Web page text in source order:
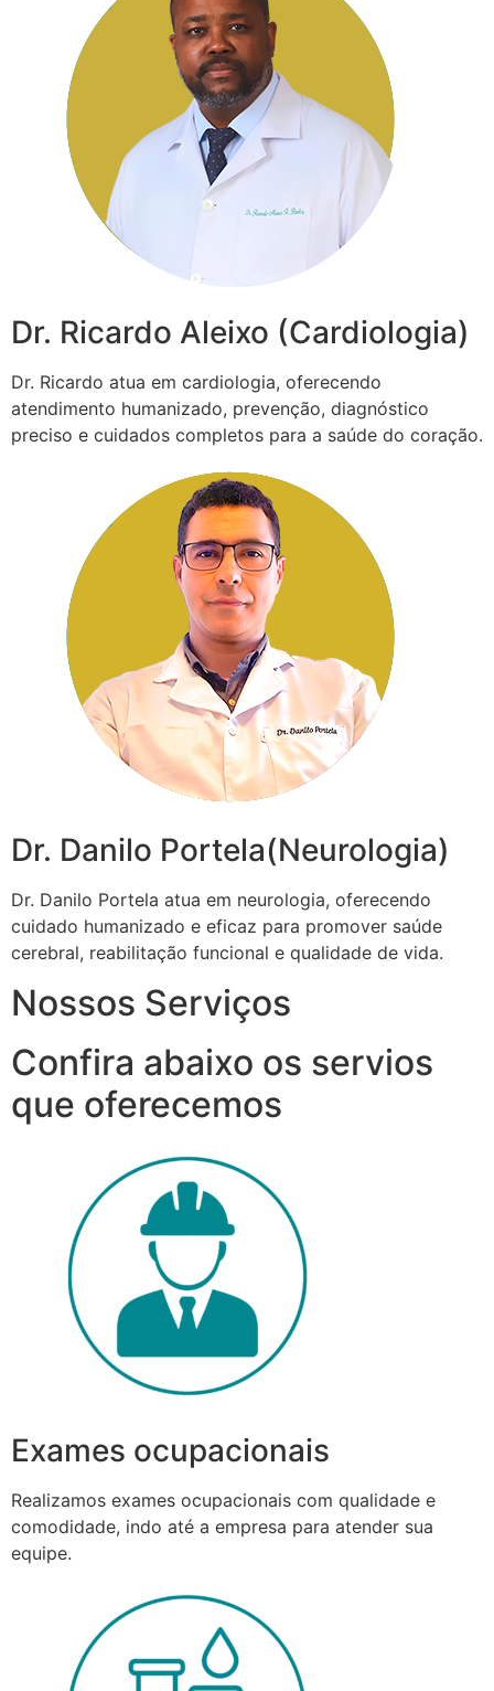
Dr. Ricardo Aleixo (Cardiologia)
Dr. Ricardo atua em cardiologia, oferecendo
atendimento humanizado, prevenção, diagnóstico
preciso e cuidados completos para a saúde do coração.
Dr. Danilo Portela(Neurologia)
Dr. Danilo Portela atua em neurologia, oferecendo
cuidado humanizado e eficaz para promover saúde
cerebral, reabilitação funcional e qualidade de vida.
Nossos Serviços
Confira abaixo os servios
que oferecemos
Exames ocupacionais
Realizamos exames ocupacionais com qualidade e
comodidade, indo até a empresa para atender sua
equipe.